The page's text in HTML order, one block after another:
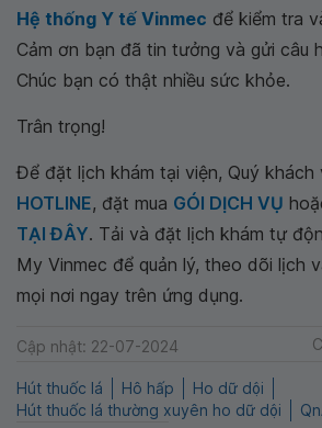
Hệ thống Y tế Vinmec để kiểm tra
Cảm ơn bạn đã tin tưởng và gửi câu
Chúc bạn có thật nhiều sức khỏe.
Trân trọng!
Để đặt lịch khám tại viện, Quý khách
HOTLINE, đặt mua GÓI DỊCH VỤ
TẠI ĐÂY. Tải và đặt lịch khám tự
My Vinmec để quản lý, theo dõi lịch
mọi nơi ngay trên ứng dụng.
Cập nhật: 22-07-2024
Hút thuốc lá Hô hấp
Ho dữ dội
Hút thuốc lá thường xuyên ho dữ dội